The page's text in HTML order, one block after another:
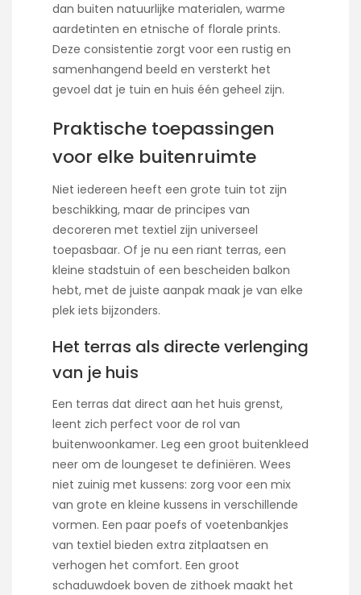
dan buiten natuurlijke materialen, warme
aardetinten en etnische of florale prints.
Deze consistentie zorgt voor een rustig en
samenhangend beeld en versterkt het
gevoel dat je tuin en huis één geheel zijn.
Praktische toepassingen
voor elke buitenruimte
Niet iedereen heeft een grote tuin tot zijn
beschikking, maar de principes van
decoreren met textiel zijn universeel
toepasbaar. Of je nu een riant terras, een
kleine stadstuin of een bescheiden balkon
hebt, met de juiste aanpak maak je van elke
plek iets bijzonders.
Het terras als directe verlenging
van je huis
Een terras dat direct aan het huis grenst,
leent zich perfect voor de rol van
buitenwoonkamer. Leg een groot buitenkleed
neer om de loungeset te definiëren. Wees
niet zuinig met kussens: zorg voor een mix
van grote en kleine kussens in verschillende
vormen. Een paar poefs of voetenbankjes
van textiel bieden extra zitplaatsen en
verhogen het comfort. Een groot
schaduwdoek boven de zithoek maakt het